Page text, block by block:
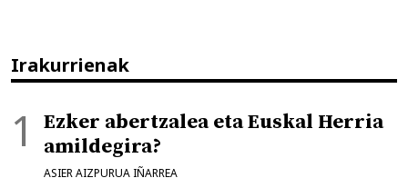
Irakurrienak
Ezker abertzalea eta Euskal Herria
amildegira?
ASIER AIZPURUA IÑARREA